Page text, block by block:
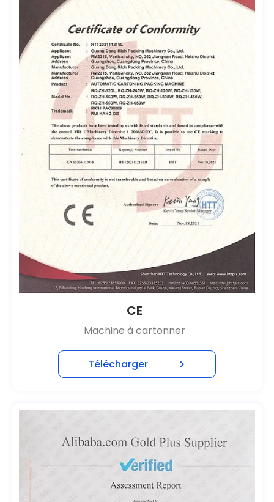
CE
Machine à cartonner
Télécharger